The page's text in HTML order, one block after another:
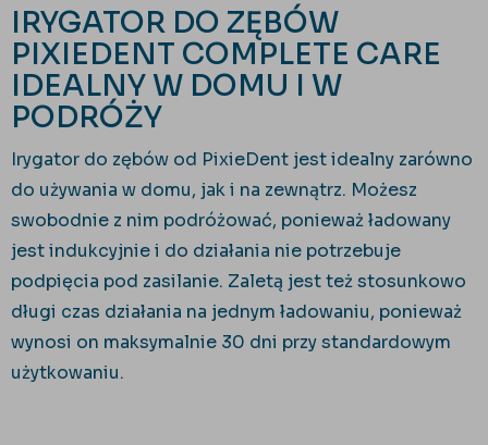
IRYGATOR DO ZĘBÓW
PIXIEDENT COMPLETE CARE
IDEALNY W DOMU I W
PODRÓŻY
Irygator do zębów od PixieDent jest idealny zarówno
do używania w domu, jak i na zewnątrz. Możesz
swobodnie z nim podróżować, ponieważ ładowany
jest indukcyjnie i do działania nie potrzebuje
podpięcia pod zasilanie. Zaletą jest też stosunkowo
długi czas działania na jednym ładowaniu, ponieważ
wynosi on maksymalnie 30 dni przy standardowym
użytkowaniu.